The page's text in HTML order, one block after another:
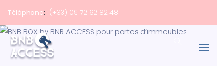
Téléphone: (+33) 09 72 62 82 48